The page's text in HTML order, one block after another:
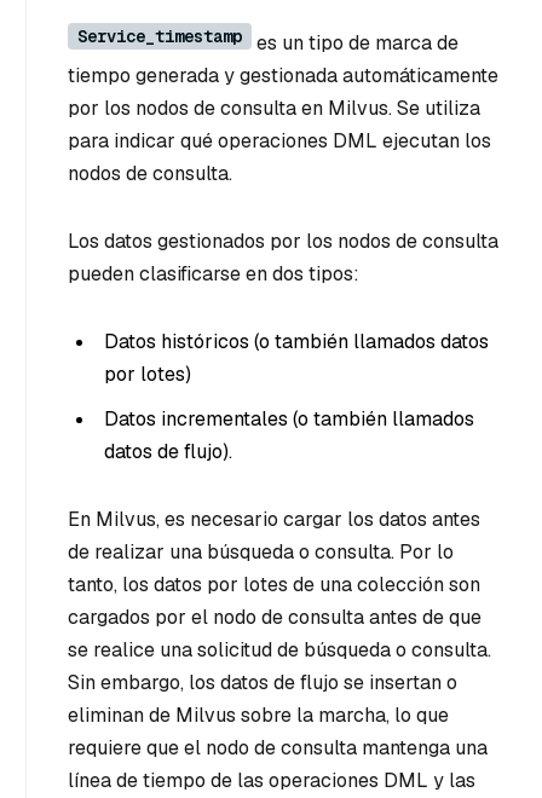
Service_timestamp
es un tipo de marca de
tiempo generada y gestionada automáticamente
por los nodos de consulta en Milvus. Se utiliza
para indicar qué operaciones DML ejecutan los
nodos de consulta.
Los datos gestionados por los nodos de consulta
pueden clasificarse en dos tipos:
Datos históricos (o también llamados datos
por lotes)
Datos incrementales (o también llamados
datos de flujo).
En Milvus, es necesario cargar los datos antes
de realizar una búsqueda o consulta. Por lo
tanto, los datos por lotes de una colección son
cargados por el nodo de consulta antes de que
se realice una solicitud de búsqueda o consulta.
Sin embargo, los datos de flujo se insertan o
eliminan de Milvus sobre la marcha, lo que
requiere que el nodo de consulta mantenga una
línea de tiempo de las operaciones DML y las